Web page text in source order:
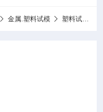
金属.塑料试模 塑料试模